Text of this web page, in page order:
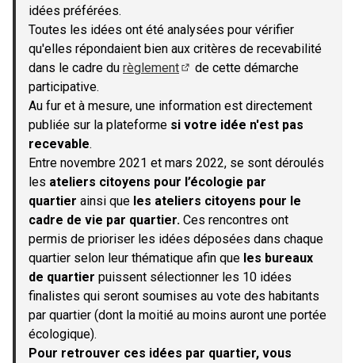
idées préférées.
Toutes les idées ont été analysées pour vérifier
qu'elles répondaient bien aux critères de recevabilité
dans le cadre du règlement
de cette démarche
participative.
Au fur et à mesure, une information est directement
publiée sur la plateforme si votre idée n'est pas
recevable.
Entre novembre 2021 et mars 2022, se sont déroulés
les ateliers citoyens pour l’écologie par
quartier ainsi que les ateliers citoyens pour le
cadre de vie par quartier. Ces rencontres ont
permis de prioriser les idées déposées dans chaque
quartier selon leur thématique afin que les bureaux
de quartier puissent sélectionner les 10 idées
finalistes qui seront soumises au vote des habitants
par quartier (dont la moitié au moins auront une portée
écologique).
Pour retrouver ces idées par quartier, vous